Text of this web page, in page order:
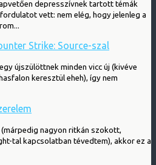
depresszívnek tartott témák
vett: nem elég, hogy jelenleg a
Strike: Source-szal
újszülöttnek minden vicc új (kivéve
keresztül eheh), így nem
(márpedig nagyon ritkán szokott,
tal kapcsolatban tévedtem), akkor ez a